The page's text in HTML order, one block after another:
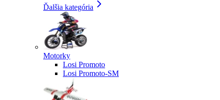
Ďalšia kategória
Motorky
Losi Promoto
Losi Promoto-SM